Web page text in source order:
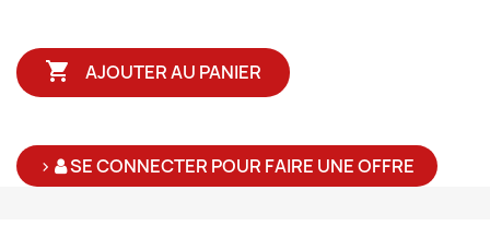
 AJOUTER AU PANIER
> SE CONNECTER POUR FAIRE UNE OFFRE